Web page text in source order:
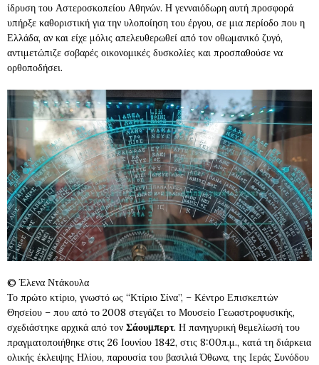
ίδρυση του Αστεροσκοπείου Αθηνών. Η γενναιόδωρη αυτή προσφορά
υπήρξε καθοριστική για την υλοποίηση του έργου, σε μια περίοδο που η
Ελλάδα, αν και είχε μόλις απελευθερωθεί από τον οθωμανικό ζυγό,
αντιμετώπιζε σοβαρές οικονομικές δυσκολίες και προσπαθούσε να
ορθοποδήσει.
© Έλενα Ντάκουλα
Το πρώτο κτίριο, γνωστό ως “Κτίριο Σίνα”, – Κέντρο Επισκεπτών
Θησείου – που από το 2008 στεγάζει το Μουσείο Γεωαστροφυσικής,
σχεδιάστηκε αρχικά από τον Σάουμπερτ. Η πανηγυρική θεμελίωσή του
πραγματοποιήθηκε στις 26 Ιουνίου 1842, στις 8:00π.μ., κατά τη διάρκεια
ολικής έκλειψης Ηλίου, παρουσία του βασιλιά Όθωνα, της Ιεράς Συνόδου